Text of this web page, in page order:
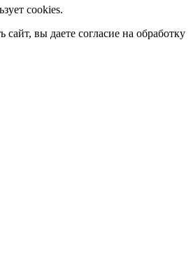
cookies.
сайт, вы даете согласие на обработку